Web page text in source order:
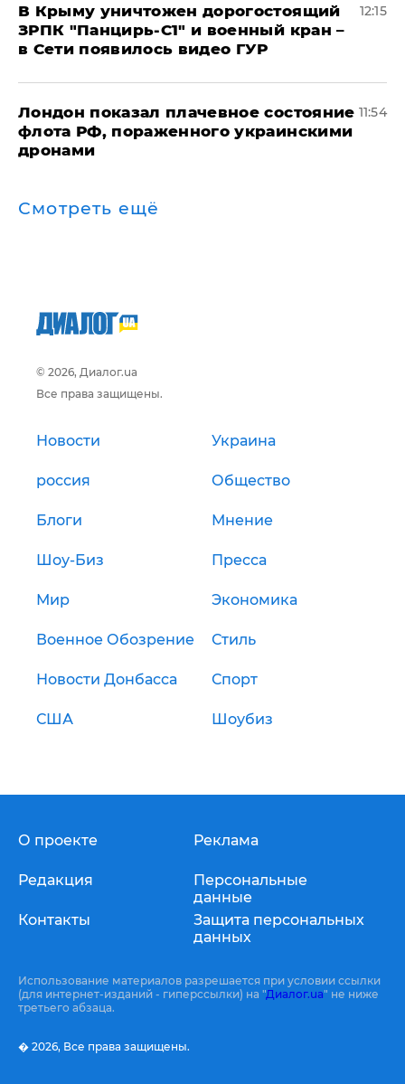
В Крыму уничтожен дорогостоящий
ЗРПК "Панцирь-С1" и военный кран –
в Сети появилось видео ГУР
12:15
Лондон показал плачевное состояние
флота РФ, пораженного украинскими
дронами
11:54
Смотреть ещё
© 2026, Диалог.ua
Все права защищены.
Новости Украина
россия Общество
Блоги Мнение
Шоу-Биз Пресса
Мир Экономика
Военное Обозрение Стиль
Новости Донбасса Спорт
США Шоубиз
О проекте
Редакция
Контакты
Реклама
Персональные
данные
Защита персональных
данных
Использование материалов разрешается при условии ссылки
(для интернет-изданий - гиперссылки) на "Диалог.ua" не ниже
третьего абзаца.
� 2026, Все права защищены.